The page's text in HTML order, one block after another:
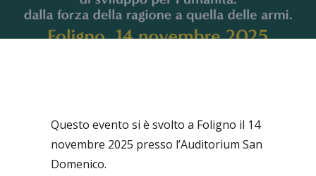
Questo evento si è svolto a Foligno il 14
novembre 2025 presso l’Auditorium San
Domenico.